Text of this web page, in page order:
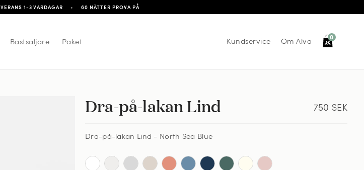
1-3 VARDAGAR • 60 NÄTTER PROVA PÅ
Bästsäljare Paket Kundservice Om Alva
0
750 SEK
Dra-på-lakan Lind
Dra-på-lakan Lind - North Sea Blue